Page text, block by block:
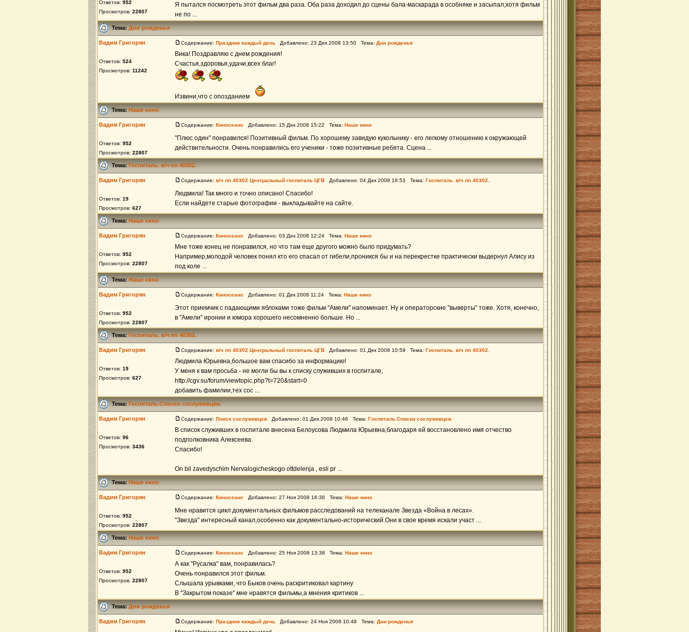
Ответов: 952
Просмотров: 22807
Я пытался посмотреть этот фильм два раза. Оба раза доходил до сцены бала-маскарада в особняке и засыпал,хотя фильм
не по ...
Тема:Дни рожденья
Вадим Григорян
Ответов: 524
Просмотров: 11242
Содержание: Праздник каждый день Добавлено: 23 Дек 2008 13:50 Тема: Дни рожденья
Вика! Поздравляю с днем рождения!
Счастья,здоровья,удачи,всех благ!
Извини,что с опозданием
Тема:Наше кино
Вадим Григорян
Ответов: 952
Просмотров: 22807
Содержание: Киносеанс Добавлено: 15 Дек 2008 15:22 Тема: Наше кино
"Плюс один" понравился! Позитивный фильм. По хорошему завидую кукольнику - его легкому отношению к окружающей
действительности. Очень понравились его ученики - тоже позитивные ребята. Сцена ...
Тема:Госпиталь. в/ч пп 40302.
Вадим Григорян
Ответов: 19
Просмотров: 627
Содержание: в/ч пп 40302 Центральный госпиталь ЦГВ Добавлено: 04 Дек 2008 16:53 Тема: Госпиталь. в/ч пп 40302.
Людмила! Так много и точно описано! Спасибо!
Если найдете старые фотографии - выкладывайте на сайте.
Тема:Наше кино
Вадим Григорян
Ответов: 952
Просмотров: 22807
Содержание: Киносеанс Добавлено: 03 Дек 2008 12:24 Тема: Наше кино
Мне тоже конец не понравился, но что там еще другого можно было придумать?
Например,молодой человек понял кто его спасал от гибели,проникся бы и на перекрестке практически выдернул Алису из
под коле ...
Тема:Наше кино
Вадим Григорян
Ответов: 952
Просмотров: 22807
Содержание: Киносеанс Добавлено: 01 Дек 2008 11:24 Тема: Наше кино
Этот приемчик с падающими яблоками тоже фильм "Амели" напоминает. Ну и операторские "выверты" тоже. Хотя, конечно,
в "Амели" иронии и юмора хорошего несомненно больше. Но ...
Тема:Госпиталь. в/ч пп 40302.
Вадим Григорян
Ответов: 19
Просмотров: 627
Содержание: в/ч пп 40302 Центральный госпиталь ЦГВ Добавлено: 01 Дек 2008 10:59 Тема: Госпиталь. в/ч пп 40302.
Людмила Юрьевна,большое вам спасибо за информацию!
У меня к вам просьба - не могли бы вы к списку служивших в госпитале,
http://cgv.su/forum/viewtopic.php?t=720&start=0
добавить фамилии,тех сос ...
Тема:Госпиталь.Списки сослуживцев.
Вадим Григорян
Ответов: 96
Просмотров: 3436
Содержание: Поиск сослуживцев Добавлено: 01 Дек 2008 10:46 Тема: Госпиталь.Списки сослуживцев.
В список служивших в госпитале внесена Белоусова Людмила Юрьевна,благодаря ей восстановлено имя отчество
подполковника Алексеева.
Спасибо!
On bil zavedyschim Nervalogicheskogo ottdelenja , esli pr ...
Тема:Наше кино
Вадим Григорян
Ответов: 952
Просмотров: 22807
Содержание: Киносеанс Добавлено: 27 Ноя 2008 16:38 Тема: Наше кино
Мне нравится цикл документальных фильмов расследований на телеканале Звезда «Война в лесах».
"Звезда" интересный канал,особенно как документально-исторический.Они в свое время искали участ ...
Тема:Наше кино
Вадим Григорян
Ответов: 952
Просмотров: 22807
Содержание: Киносеанс Добавлено: 25 Ноя 2008 13:38 Тема: Наше кино
А как "Русалка" вам, понравилась?
Очень понравился этот фильм.
Слышала урывками, что Быков очень раскритиковал картину
В "Закрытом показе" мне нравятся фильмы,а мнения критиков ...
Тема:Дни рожденья
Вадим Григорян Содержание: Праздник каждый день Добавлено: 24 Ноя 2008 10:48 Тема: Дни рожденья